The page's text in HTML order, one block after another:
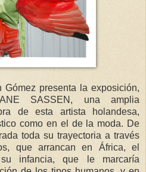
presenta la exposición,
SASSEN, una amplia
de esta artista holandesa,
como en el de la moda. De
toda su trayectoria a través
que arrancan en África, el
infancia, que le marcaría